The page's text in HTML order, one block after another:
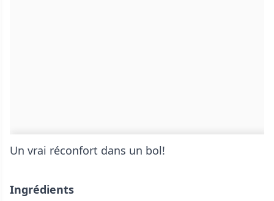
Un vrai réconfort dans un bol!
Ingrédients